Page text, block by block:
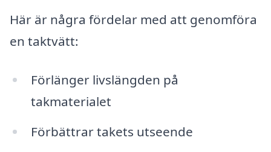
Här är några fördelar med att genomföra
en taktvätt:
Förlänger livslängden på
takmaterialet
Förbättrar takets utseende